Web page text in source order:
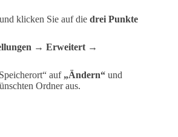
klicken Sie auf die drei Punkte
→ Erweitert →
auf „Ändern“ und
Ordner aus.